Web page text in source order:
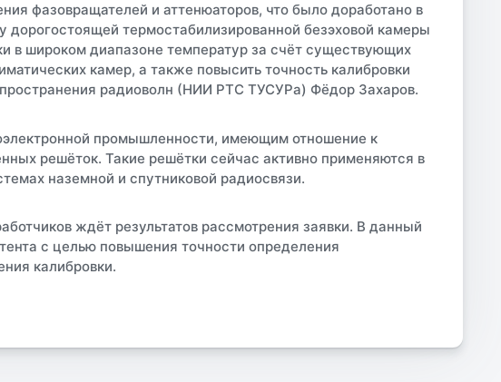
фазовращателей и аттенюаторов, что было доработано в
дорогостоящей термостабилизированной безэховой камеры
в широком диапазоне температур за счёт существующих
камер, а также повысить точность калибровки
радиоволн (НИИ РТС ТУСУРа) Фёдор Захаров.
промышленности, имеющим отношение к
решёток. Такие решётки сейчас активно применяются в
наземной и спутниковой радиосвязи.
ждёт результатов рассмотрения заявки. В данный
с целью повышения точности определения
калибровки.